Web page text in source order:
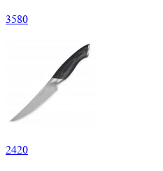
3580
2420